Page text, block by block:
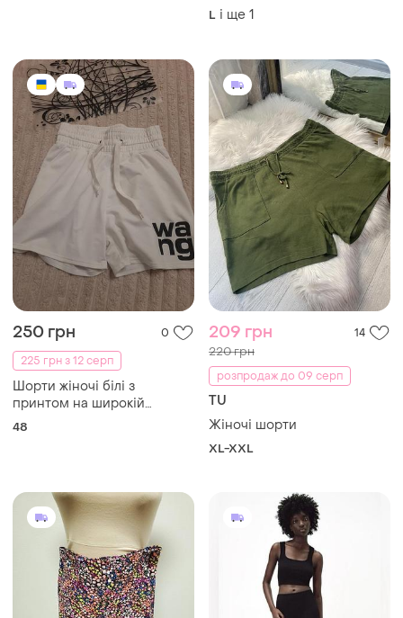
L і ще 1
250 грн
0
225 грн з 12 серп
Шорти жіночі білі з
принтом на широкій
резинці із шнурком
48
209 грн 14
220 грн
розпродаж до 09 серп
TU
Жіночі шорти
XL-XXL